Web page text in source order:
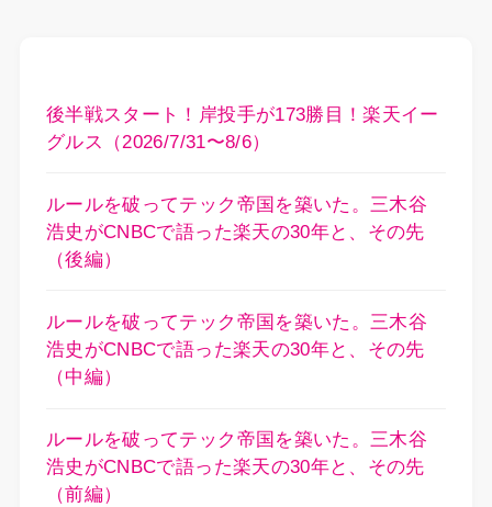
後半戦スタート！岸投手が173勝目！楽天イー
グルス（2026/7/31〜8/6）
ルールを破ってテック帝国を築いた。三木谷
浩史がCNBCで語った楽天の30年と、その先
（後編）
ルールを破ってテック帝国を築いた。三木谷
浩史がCNBCで語った楽天の30年と、その先
（中編）
ルールを破ってテック帝国を築いた。三木谷
浩史がCNBCで語った楽天の30年と、その先
（前編）